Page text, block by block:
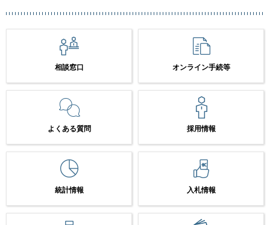
相談窓口 オンライン手続等
よくある質問 採用情報
統計情報 入札情報